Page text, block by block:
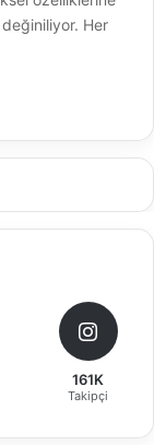
Her
161K
Takipçi